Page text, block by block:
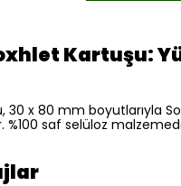
Kartuşu:
30 x 80 mm boyutlarıyla
%100 saf selüloz